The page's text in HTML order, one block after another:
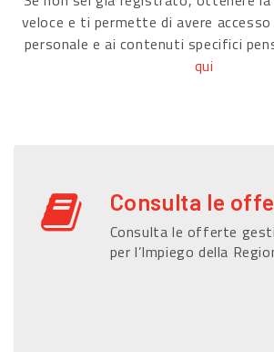
veloce e ti permette di avere
personale e ai contenuti specifici
qui
Consulta le
Consulta le offerte
per l’Impiego della